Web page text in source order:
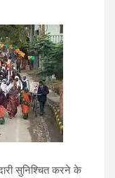
सुनिश्चित करने के